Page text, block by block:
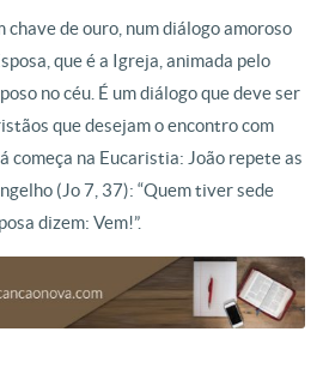
de ouro, num diálogo amoroso
que é a Igreja, animada pelo
no céu. É um diálogo que deve ser
que desejam o encontro com
começa na Eucaristia: João repete as
(Jo 7, 37): “Quem tiver sede
dizem: Vem!”.